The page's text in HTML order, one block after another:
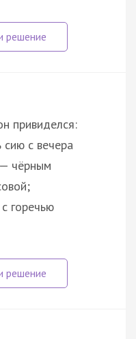
привиделся:
сию с вечера
чёрным
горечью